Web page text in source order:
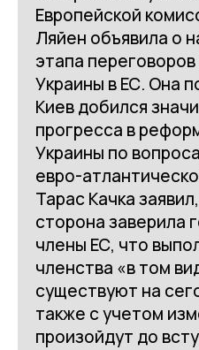
Европейской
Ляйен объявила о
этапа
Украины в ЕС. Она
Киев добился
прогресса в
Украины по
евро-
Тарас Качка
сторона заверила
члены ЕС, что
членства «в том
существуют на
также с учетом
произойдут до